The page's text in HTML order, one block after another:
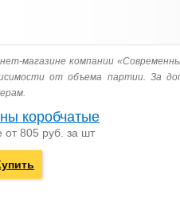
магазине компании
от объема партии. За
коробчатые
от 805 руб. за шт